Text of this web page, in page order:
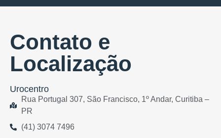
Contato e
Localização
Urocentro
Rua Portugal 307, São Francisco, 1º Andar, Curitiba –
PR
(41) 3074 7496